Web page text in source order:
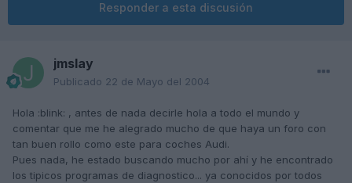
Responder a esta discusión
jmslay
Publicado 22 de Mayo del 2004
Hola :blink: , antes de nada decirle hola a todo el mundo y
comentar que me he alegrado mucho de que haya un foro con
tan buen rollo como este para coches Audi.
Pues nada, he estado buscando mucho por ahí y he encontrado
los tipicos programas de diagnostico... ya conocidos por todos